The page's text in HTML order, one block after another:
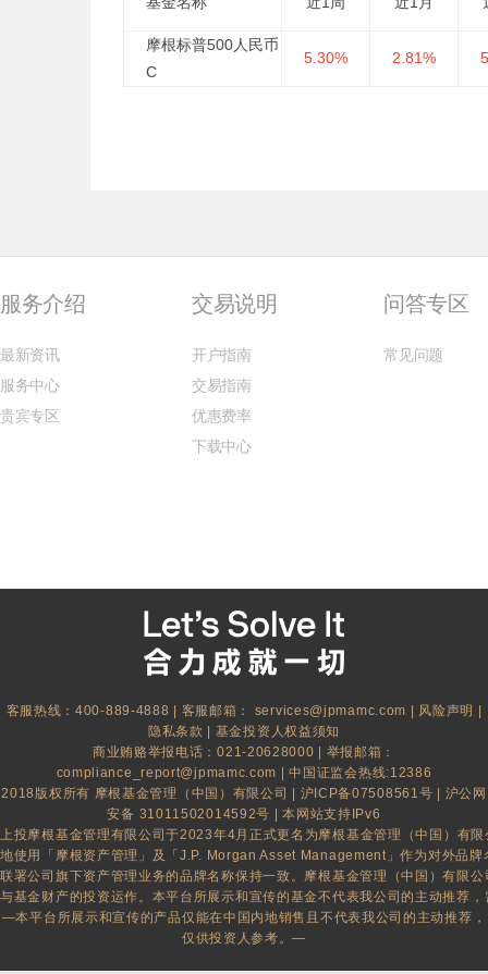
摩根标普500人民币
C
5.30% 2.81%
服务介绍
最新资讯
服务中心
贵宾专区
交易说明
开户指南
交易指南
优惠费率
下载中心
问答专区
常见问题
客服热线：400-889-4888 | 客服邮箱： services@jpmamc.com 风险声明
隐私条款
基金投资人权益须知
商业贿赂举报电话：021-20628000 | 举报邮箱：
compliance_report@jpmamc.com
| 中国证监会热线:12386
2018版权所有 摩根基金管理（中国）有限公司 | 沪ICP备07508561号
沪公网
安备 31011502014592号
| 本网站支持IPv6
上投摩根基金管理有限公司于2023年4月正式更名为摩根基金管理（中国）有
地使用「摩根资产管理」及「J.P. Morgan Asset Management」作为对外品
联署公司旗下资产管理业务的品牌名称保持一致。摩根基金管理（中国）有限
与基金财产的投资运作。本平台所展示和宣传的基金不代表我公司的主动推荐
—本平台所展示和宣传的产品仅能在中国内地销售且不代表我公司的主动推荐，
仅供投资人参考。—